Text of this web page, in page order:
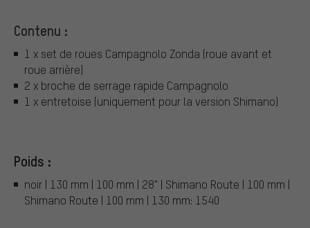
Contenu :
1 x set de roues Campagnolo Zonda (roue avant et
roue arrière)
2 x broche de serrage rapide Campagnolo
1 x entretoise (uniquement pour la version Shimano)
Poids :
noir | 130 mm | 100 mm | 28" | Shimano Route | 100 mm |
Shimano Route | 100 mm | 130 mm: 1540